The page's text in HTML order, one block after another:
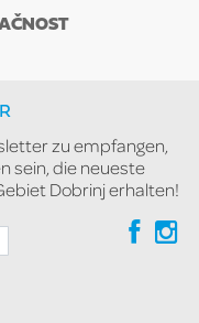
zu empfangen,
sein, die neueste
Dobrinj erhalten!